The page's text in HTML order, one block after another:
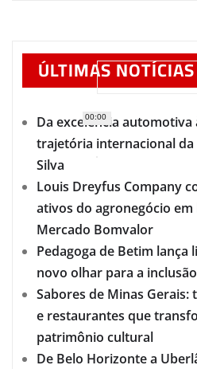
00:00
ÚLTIMAS NOTÍCIAS
Da excelência automotiva
trajetória internacional
Silva
Louis Dreyfus Company
ativos do agronegócio
Mercado Bomvalor
Pedagoga de Betim
novo olhar para a
Sabores de Minas
e restaurantes que
patrimônio cultural
De Belo Horizonte a